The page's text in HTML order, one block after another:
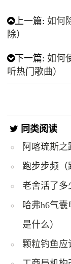
上一篇:如何
除）
下一篇:如何
听热门歌曲）
同类阅读
阿喀琉斯之
跑步步频（
老舍活了多
哈弗h6气
是什么）
颗粒钓鱼应